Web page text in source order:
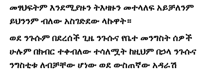
መፃህፍትም እንደሚያዙን ትእዛዙን መተላለፍ አይቻለንም
ይህንንም ብለው አስገድደው ላኩዋት።
ወደ ንጉሱም በደረሰች ጊዜ ንጉሱና የቤተ መንግስት ሰዎች
ሁሉም በክብር ተቀብለው ተሳለሟት ከዚህም በኃላ ንጉሱና
ንግስቲቱ ለብቻቸው ሆነው ወደ ውስጠኛው አዳራሽ